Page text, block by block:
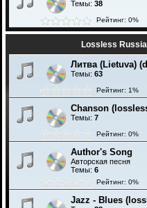
Темы: 38
Рейтинг: 0%
Lossless
Литва (Lietuva)
Темы: 63
Рейтинг: 1%
Chanson
Темы: 7
Рейтинг: 0%
Author's Song
Авторская песня
Темы: 6
Рейтинг: 0%
Jazz - Blues